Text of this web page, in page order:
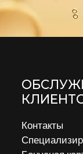
Контакты